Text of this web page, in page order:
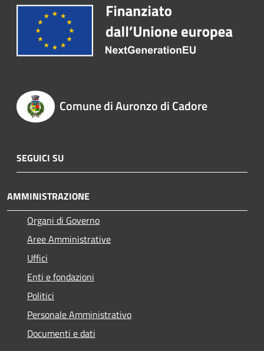
Comune di Auronzo di Cadore
SEGUICI SU
AMMINISTRAZIONE
Organi di Governo
Aree Amministrative
Uffici
Enti e fondazioni
Politici
Personale Amministrativo
Documenti e dati